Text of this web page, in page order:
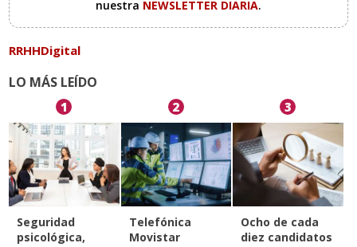
nuestra NEWSLETTER DIARIA.
RRHHDigital
LO MÁS LEÍDO
1
Seguridad
psicológica,
2
Telefónica
Movistar
3
Ocho de cada
diez candidatos